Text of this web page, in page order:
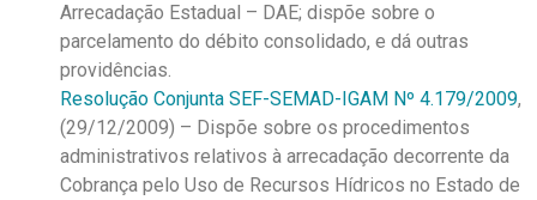
Arrecadação Estadual – DAE; dispõe sobre o
parcelamento do débito consolidado, e dá outras
providências.
Resolução Conjunta SEF-SEMAD-IGAM Nº 4.179/2009,
(29/12/2009) – Dispõe sobre os procedimentos
administrativos relativos à arrecadação decorrente da
Cobrança pelo Uso de Recursos Hídricos no Estado de